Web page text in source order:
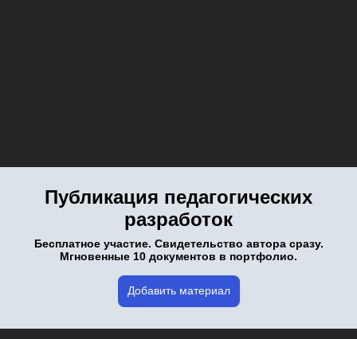
Публикация педагогических
разработок
Бесплатное участие. Свидетельство автора сразу.
Мгновенные 10 документов в портфолио.
Добавить материал